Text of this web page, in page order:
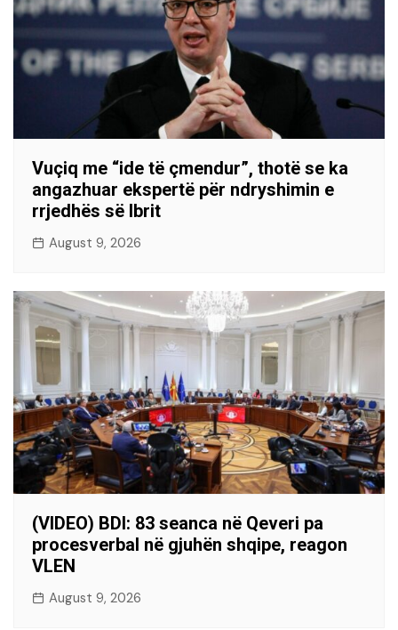
Vuçiq me “ide të çmendur”, thotë se ka
angazhuar ekspertë për ndryshimin e
rrjedhës së Ibrit
August 9, 2026
(VIDEO) BDI: 83 seanca në Qeveri pa
procesverbal në gjuhën shqipe, reagon
VLEN
August 9, 2026